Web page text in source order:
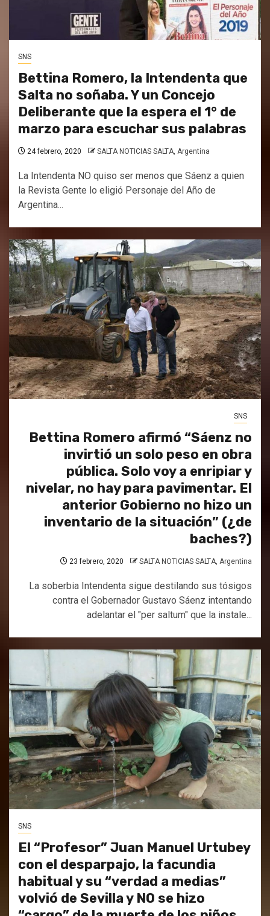
SNS
Bettina Romero, la Intendenta que
Salta no soñaba. Y un Concejo
Deliberante que la espera el 1° de
marzo para escuchar sus palabras
24 febrero, 2020 SALTA NOTICIAS SALTA, Argentina
La Intendenta NO quiso ser menos que Sáenz a quien
la Revista Gente lo eligió Personaje del Año de
Argentina...
SNS
Bettina Romero afirmó “Sáenz no
invirtió un solo peso en obra
pública. Solo voy a enripiar y
nivelar, no hay para pavimentar. El
anterior Gobierno no hizo un
inventario de la situación” (¿de
baches?)
23 febrero, 2020 SALTA NOTICIAS SALTA, Argentina
La soberbia Intendenta sigue destilando sus tósigos
contra el Gobernador Gustavo Sáenz intentando
adelantar el "per saltum" que la instale...
SNS
El “Profesor” Juan Manuel Urtubey
con el desparpajo, la facundia
habitual y su “verdad a medias”
volvió de Sevilla y NO se hizo